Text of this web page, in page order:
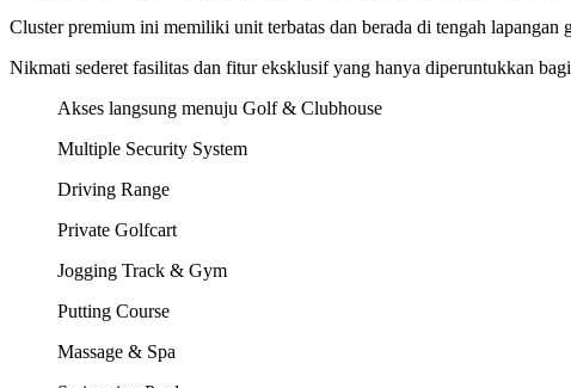
Cluster premium ini memiliki unit terbatas dan berada di tengah
Nikmati sederet fasilitas dan fitur eksklusif yang hanya diperuntukkan
Akses langsung menuju Golf & Clubhouse
Multiple Security System
Driving Range
Private Golfcart
Jogging Track & Gym
Putting Course
Massage & Spa